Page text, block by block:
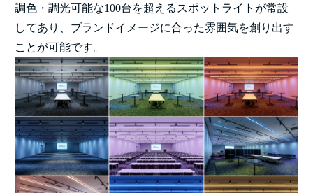
調色・調光可能な100台を超えるスポットライトが常設
してあり、ブランドイメージに合った雰囲気を創り出す
ことが可能です。